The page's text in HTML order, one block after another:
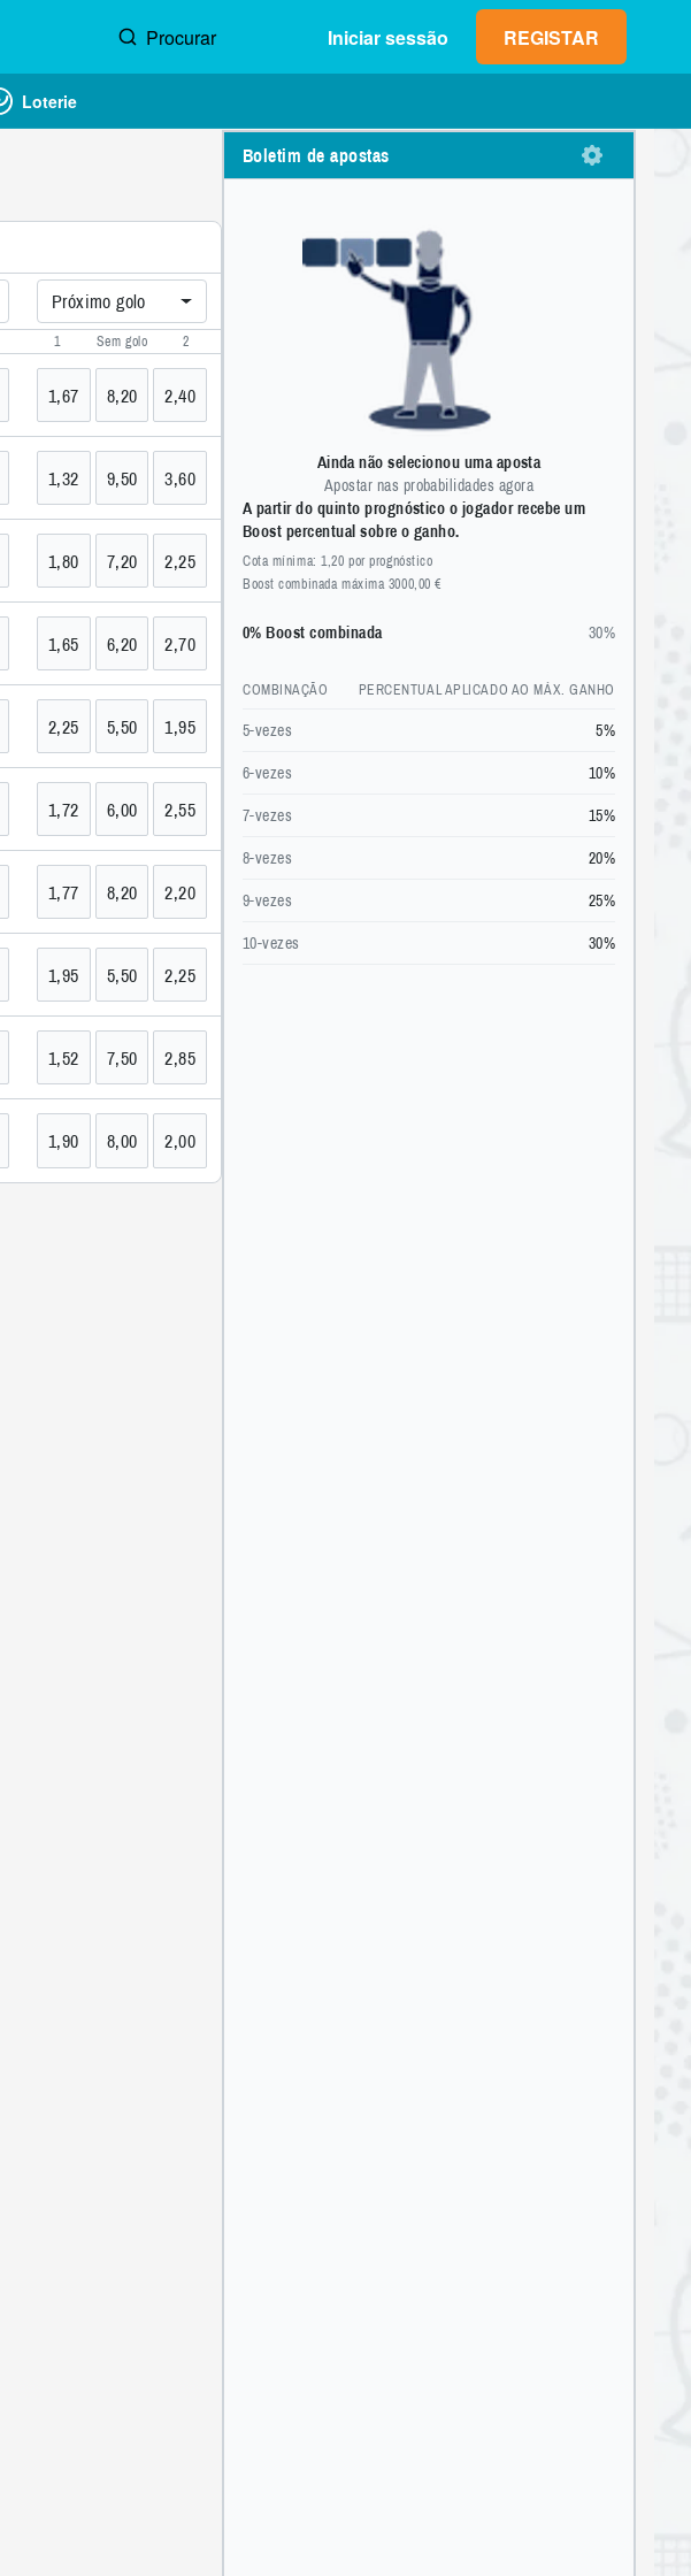
Procurar Iniciar sessão REGISTAR
Loterie
Próximo golo
1 Sem golo 2
1,67 8,20 2,40
1,32 9,50 3,60
1,80 7,20 2,25
1,65 6,20 2,70
2,25 5,50 1,95
1,72 6,00 2,55
1,77 8,20 2,20
1,95 5,50 2,25
1,52 7,50 2,85
1,90 8,00 2,00
Boletim de apostas
Ainda não selecionou uma aposta
Apostar nas probabilidades agora
A partir do quinto prognóstico o jogador recebe um
Boost percentual sobre o ganho.
Cota mínima: 1,20 por prognóstico
Boost combinada máxima 3000,00 €
0% Boost combinada 30%
COMBINAÇÃO PERCENTUAL APLICADO AO MÁX. GANHO
5-vezes 5%
6-vezes 10%
7-vezes 15%
8-vezes 20%
9-vezes 25%
10-vezes 30%
Lucro máx. (neto)
0,00 €
Valor da
1
2
5
8